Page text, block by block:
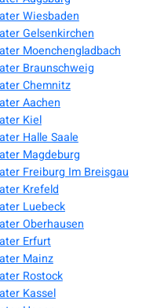
Wiesbaden
Gelsenkirchen
Moenchengladbach
Braunschweig
Chemnitz
Aachen
Kiel
Halle Saale
Magdeburg
Freiburg Im Breisgau
Krefeld
Luebeck
Oberhausen
Erfurt
Mainz
Rostock
Kassel